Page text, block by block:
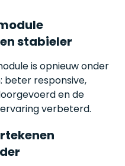
stabieler
is opnieuw onder
beter responsive,
en de
verbeterd.